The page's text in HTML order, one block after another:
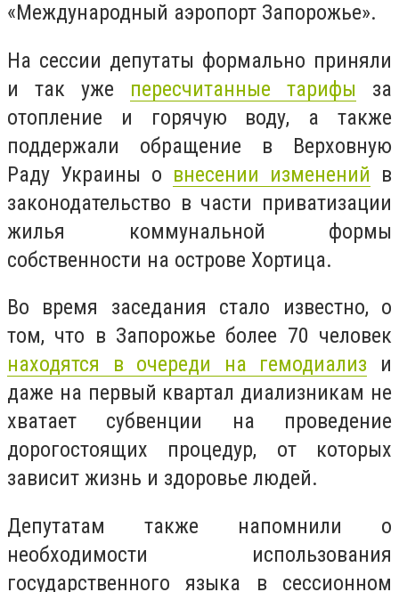
«Международный аэропорт Запорожье».
На сессии депутаты формально приняли
и так уже пересчитанные тарифы за
отопление и горячую воду, а также
поддержали обращение в Верховную
Раду Украины о внесении изменений в
законодательство в части приватизации
жилья коммунальной формы
собственности на острове Хортица.
Во время заседания стало известно, о
том, что в Запорожье более 70 человек
находятся в очереди на гемодиализ и
даже на первый квартал диализникам не
хватает субвенции на проведение
дорогостоящих процедур, от которых
зависит жизнь и здоровье людей.
Депутатам также напомнили о
необходимости использования
государственного языка в сессионном